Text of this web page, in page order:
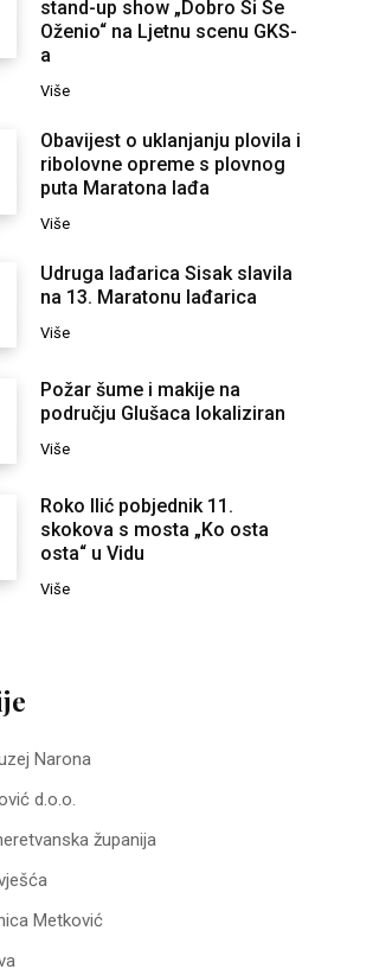
stand-up show „Dobro Si Se
Oženio“ na Ljetnu scenu GKS-
a
Više
Obavijest o uklanjanju plovila i
ribolovne opreme s plovnog
puta Maratona lađa
Više
Udruga lađarica Sisak slavila
na 13. Maratonu lađarica
Više
Požar šume i makije na
području Glušaca lokaliziran
Više
Roko Ilić pobjednik 11.
skokova s mosta „Ko osta
osta“ u Vidu
Više
Narona
d.o.o.
županija
Metković